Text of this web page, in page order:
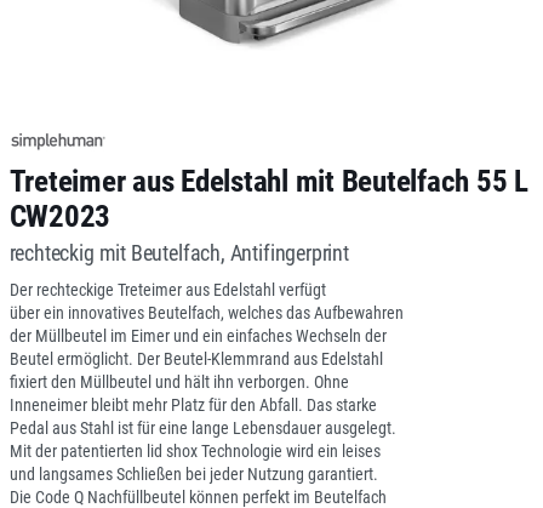
Treteimer aus Edelstahl mit Beutelfach 55 L
CW2023
rechteckig mit Beutelfach, Antifingerprint
Der rechteckige Treteimer aus Edelstahl verfügt
über ein innovatives Beutelfach, welches das Aufbewahren
der Müllbeutel im Eimer und ein einfaches Wechseln der
Beutel ermöglicht. Der Beutel-Klemmrand aus Edelstahl
fixiert den Müllbeutel und hält ihn verborgen. Ohne
Inneneimer bleibt mehr Platz für den Abfall. Das starke
Pedal aus Stahl ist für eine lange Lebensdauer ausgelegt.
Mit der patentierten lid shox Technologie wird ein leises
und langsames Schließen bei jeder Nutzung garantiert.
Die Code Q Nachfüllbeutel können perfekt im Beutelfach